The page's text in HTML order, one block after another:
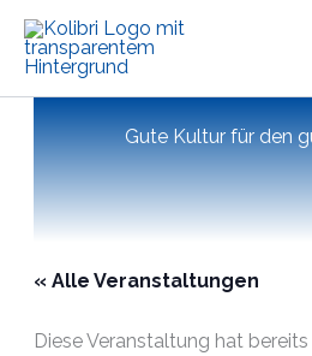
Zum
Inhalt
springen
Gute Kultur für den
« Alle Veranstaltungen
Diese Veranstaltung hat